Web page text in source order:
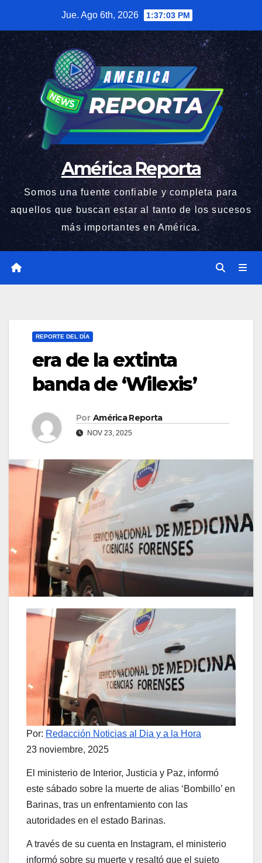
contenido
Jue. Ago 6th, 2026 1:37:04 PM
América Reporta
Somos una fuente confiable y completa para
aquellos que buscan estar al tanto de los sucesos
más importantes en América.
REPORTE DEL DÍA
era de la extinta
banda de ‘Wilexis’
Por América Reporta
NOV 23, 2025
Por: Redacción Noticias al Dia y a la Hora
23 noviembre, 2025
El ministerio de Interior, Justicia y Paz, informó
este sábado sobre la muerte de alias ‘Bombillo’ en
Barinas, tras un enfrentamiento con las
autoridades en el estado Barinas.
A través de su cuenta en Instagram, el ministerio
informó sobre su muerte y resaltó que el sujeto